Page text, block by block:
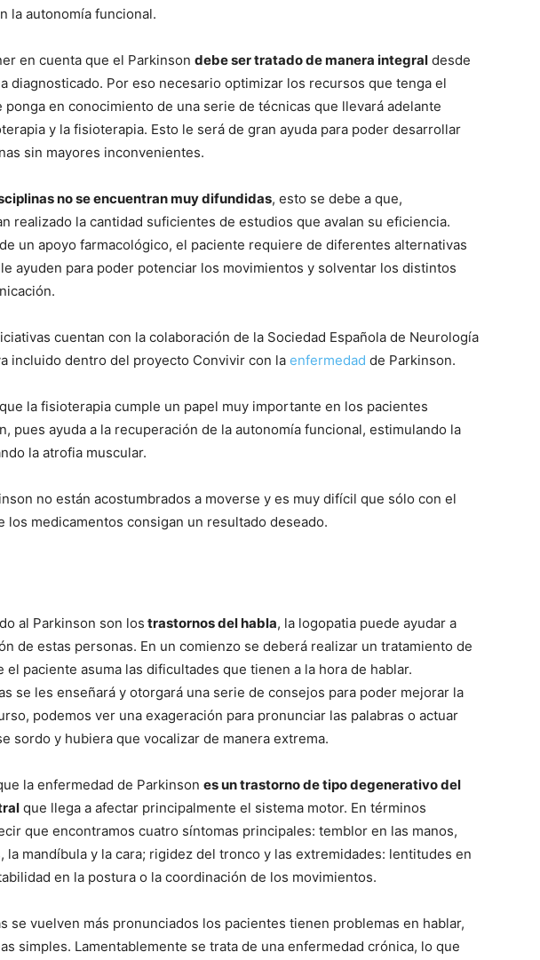
la autonomía funcional.
en cuenta que el Parkinson debe ser tratado de manera integral desde
diagnosticado. Por eso necesario optimizar los recursos que tenga el
ponga en conocimiento de una serie de técnicas que llevará adelante
y la fisioterapia. Esto le será de gran ayuda para poder desarrollar
sin mayores inconvenientes.
no se encuentran muy difundidas, esto se debe a que,
realizado la cantidad suficientes de estudios que avalan su eficiencia.
un apoyo farmacológico, el paciente requiere de diferentes alternativas
ayuden para poder potenciar los movimientos y solventar los distintos
cuentan con la colaboración de la Sociedad Española de Neurología
incluido dentro del proyecto Convivir con la enfermedad de Parkinson.
la fisioterapia cumple un papel muy importante en los pacientes
pues ayuda a la recuperación de la autonomía funcional, estimulando la
la atrofia muscular.
no están acostumbrados a moverse y es muy difícil que sólo con el
los medicamentos consigan un resultado deseado.
al Parkinson son los trastornos del habla, la logopatia puede ayudar a
de estas personas. En un comienzo se deberá realizar un tratamiento de
el paciente asuma las dificultades que tienen a la hora de hablar.
se les enseñará y otorgará una serie de consejos para poder mejorar la
podemos ver una exageración para pronunciar las palabras o actuar
sordo y hubiera que vocalizar de manera extrema.
la enfermedad de Parkinson es un trastorno de tipo degenerativo del
que llega a afectar principalmente el sistema motor. En términos
que encontramos cuatro síntomas principales: temblor en las manos,
la mandíbula y la cara; rigidez del tronco y las extremidades: lentitudes en
en la postura o la coordinación de los movimientos.
se vuelven más pronunciados los pacientes tienen problemas en hablar,
simples. Lamentablemente se trata de una enfermedad crónica, lo que